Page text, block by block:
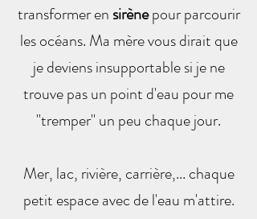
transformer en sirènepour parcourir
les océans. Ma mère vous dirait que
je deviens insupportable si je ne
trouve pas un point d'eau pour me
"tremper" un peu chaque jour.
Mer, lac, rivière, carrière,... chaque
petit espace avec de l'eau m'attire.